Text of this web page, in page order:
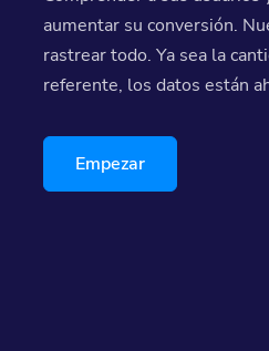
aumentar su conversión.
rastrear todo. Ya sea la
referente, los datos están
Empezar